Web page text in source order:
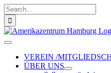
Zum
Inhalt
springen
Suche
nach:
Toggle
NavigationVEREIN /
ÜBER UNS